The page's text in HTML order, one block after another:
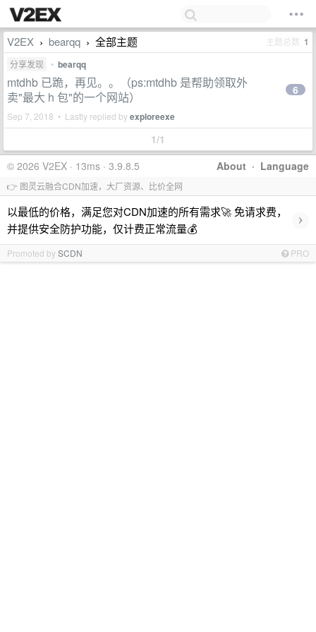
V2EX › bearqq › 全部主题 主题总数 1
分享发现 • bearqq
mtdhb 已跪，再见。。（ps:mtdhb 是帮助领取外
卖"最大 h 包"的一个网站）
Sep 7, 2018 • Lastly replied byexploreexe
6
1/1
About · Language
© 2026 V2EX · 13ms · 3.9.8.5
👉 图灵云融合CDN加速，大厂资源、比价全网
以最低的价格，满足您对CDN加速的所有需求🚀 免请求费，
并提供安全防护功能，仅计费正常流量💰
›
Promoted bySCDN PRO